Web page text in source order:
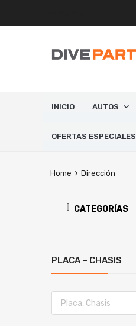
INICIO AUTOS
OFERTAS ESPECIALES
Home Dirección
CATEGORÍAS
PLACA – CHASIS